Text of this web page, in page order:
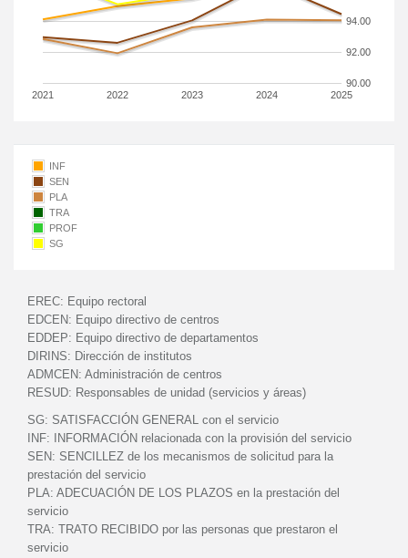
2021 2022 2023 2024 2025
90.00
92.00
94.00
INF
SEN
PLA
TRA
PROF
SG
EREC: Equipo rectoral
EDCEN: Equipo directivo de centros
EDDEP: Equipo directivo de departamentos
DIRINS: Dirección de institutos
ADMCEN: Administración de centros
RESUD: Responsables de unidad (servicios y áreas)
SG: SATISFACCIÓN GENERAL con el servicio
INF:
INFORMACIÓN relacionada con la provisión del servicio
SEN: SENCILLEZ de los mecanismos de solicitud para la
prestación del servicio
PLA: ADECUACIÓN DE LOS PLAZOS en la prestación del
servicio
TRA: TRATO RECIBIDO por las personas que prestaron el
servicio